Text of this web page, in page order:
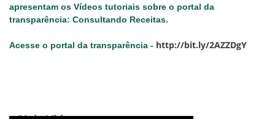
apresentam os Vídeos tutoriais sobre o portal da
transparência: Consultando Receitas.
Acesse o portal da transparência - http://bit.ly/2AZZDgY